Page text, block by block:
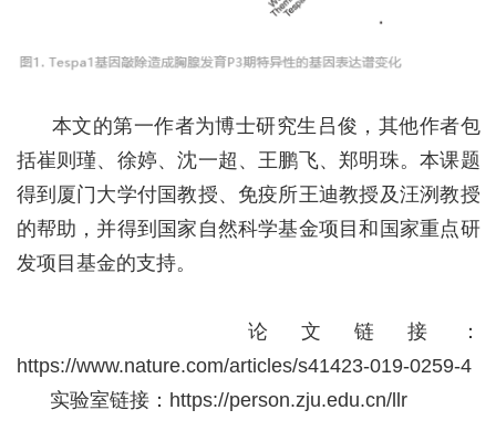
本文的第一作者为博士研究生吕俊，其他作者包
括崔则瑾、徐婷、沈一超、王鹏飞、郑明珠。本课题
得到厦门大学付国教授、免疫所王迪教授及汪洌教授
的帮助，并得到国家自然科学基金项目和国家重点研
发项目基金的支持。
论文链接：
https://www.nature.com/articles/s41423-019-0259-4
实验室链接： https://person.zju.edu.cn/llr